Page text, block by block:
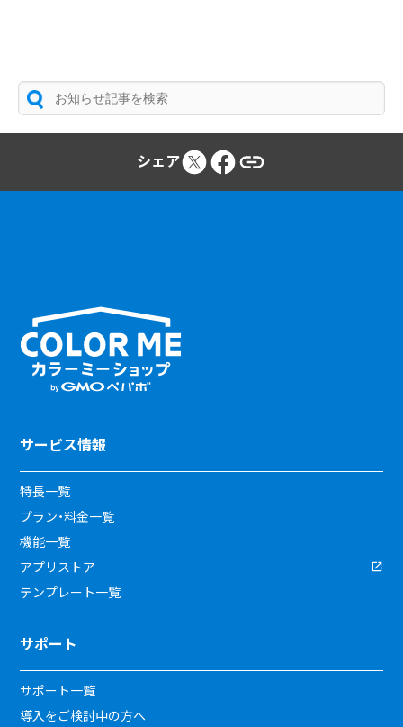
シェア
サービス情報
特長一覧
プラン・料金一覧
機能一覧
アプリストア
テンプレート一覧
サポート
サポート一覧
導入をご検討中の方へ